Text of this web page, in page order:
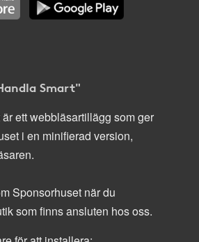
Smart"
ett webbläsartillägg som ger
i en minifierad version,
Sponsorhuset när du
som finns ansluten hos oss.